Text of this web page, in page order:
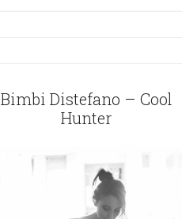
Bimbi Distefano – Cool
Hunter